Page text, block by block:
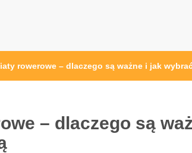
rowery, sklep ze sprzętem sportowym
rowerowe – dlaczego są ważne i jak
– dlaczego są